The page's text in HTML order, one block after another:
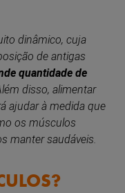
dinâmico, cuja
de antigas
quantidade de
disso, alimentar
ajudar à medida que
os músculos
manter saudáveis.